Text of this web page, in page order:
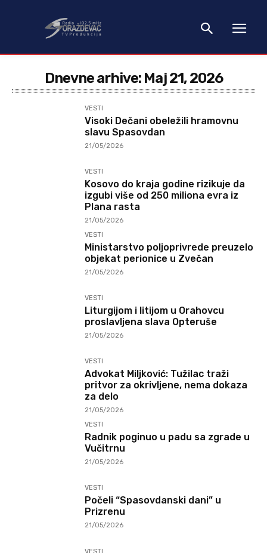
Dnevne arhive: Maj 21, 2026
VESTI
Visoki Dečani obeležili hramovnu
slavu Spasovdan
21/05/2026
VESTI
Kosovo do kraja godine rizikuje da
izgubi više od 250 miliona evra iz
Plana rasta
21/05/2026
VESTI
Ministarstvo poljoprivrede preuzelo
objekat perionice u Zvečan
21/05/2026
VESTI
Liturgijom i litijom u Orahovcu
proslavljena slava Opteruše
21/05/2026
VESTI
Advokat Miljković: Tužilac traži
pritvor za okrivljene, nema dokaza
za delo
21/05/2026
VESTI
Radnik poginuo u padu sa zgrade u
Vučitrnu
21/05/2026
VESTI
Počeli “Spasovdanski dani” u
Prizrenu
21/05/2026
VESTI